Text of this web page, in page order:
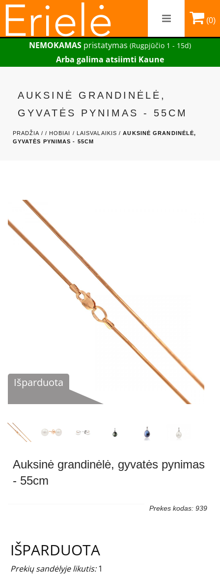
(0)
NEMOKAMAS pristatymas (Rugpjūčio 1 - 15d)
Arba galima atsiimti Kaune
AUKSINĖ GRANDINĖLĖ,
GYVATĖS PYNIMAS - 55CM
PRADŽIA / / HOBIAI / LAISVALAIKIS /AUKSINĖ GRANDINĖLĖ,
GYVATĖS PYNIMAS - 55CM
Išparduota
Auksinė grandinėlė, gyvatės pynimas
- 55cm
Prekes kodas: 939
IŠPARDUOTA
Prekių sandėlyje likutis:1